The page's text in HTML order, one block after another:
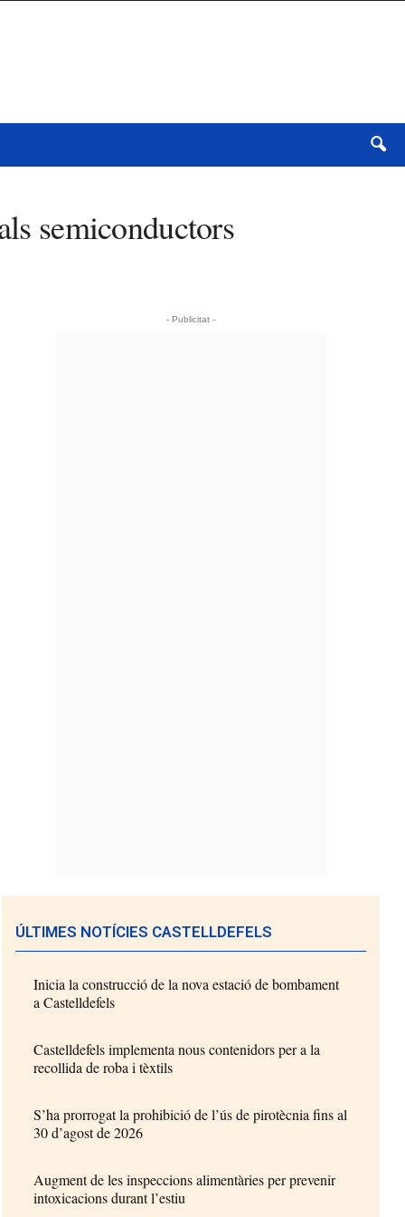
semiconductors
- Publicitat -
ÚLTIMES NOTÍCIES CASTELLDEFELS
Inicia la construcció de la nova estació de bombament
a Castelldefels
Castelldefels implementa nous contenidors per a la
recollida de roba i tèxtils
S’ha prorrogat la prohibició de l’ús de pirotècnia fins al
30 d’agost de 2026
Augment de les inspeccions alimentàries per prevenir
intoxicacions durant l’estiu